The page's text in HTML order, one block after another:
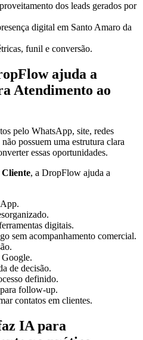
dos leads gerados por
digital em Santo Amaro da
funil e conversão.
ajuda a
Atendimento ao
pelo WhatsApp, site, redes
possuem uma estrutura clara
essas oportunidades.
, a DropFlow ajuda a
digitais.
sem acompanhamento comercial.
de decisão.
definido.
follow-up.
contatos em clientes.
IA para